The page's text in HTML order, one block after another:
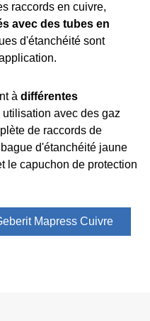
raccords en cuivre,
avec des tubes en
d'étanchéité sont
à différentes
utilisation avec des gaz
de raccords de
d'étanchéité jaune
le capuchon de protection
Mapress Cuivre